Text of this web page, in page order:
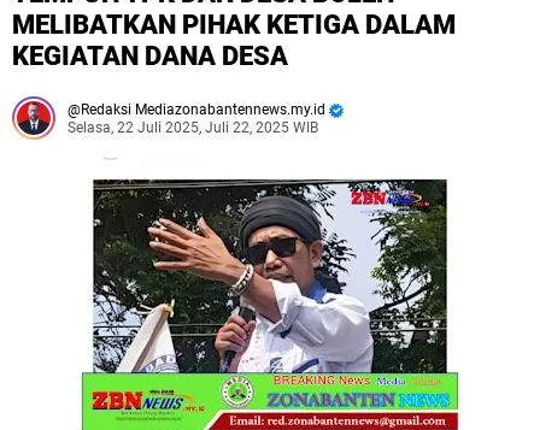
MELIBATKAN PIHAK KETIGA DALAM
KEGIATAN DANA DESA
Redaksi Mediazonabantennews.my.id
Selasa, 22 Juli 2025, Juli 22, 2025 WIB